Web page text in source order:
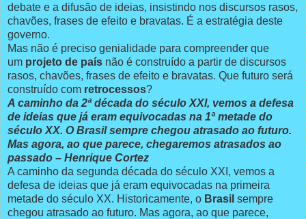
debate e a difusão de ideias, insistindo nos discursos rasos,
chavões, frases de efeito e bravatas. É a estratégia deste
governo.
Mas não é preciso genialidade para compreender que
um projeto de país não é construído a partir de discursos
rasos, chavões, frases de efeito e bravatas. Que futuro será
construído com retrocessos?
A caminho da 2ª década do século XXI, vemos a defesa
de ideias que já eram equivocadas na 1ª metade do
século XX. O Brasil sempre chegou atrasado ao futuro.
Mas agora, ao que parece, chegaremos atrasados ao
passado – Henrique Cortez
A caminho da segunda década do século XXI, vemos a
defesa de ideias que já eram equivocadas na primeira
metade do século XX. Historicamente, o Brasil sempre
chegou atrasado ao futuro. Mas agora, ao que parece,